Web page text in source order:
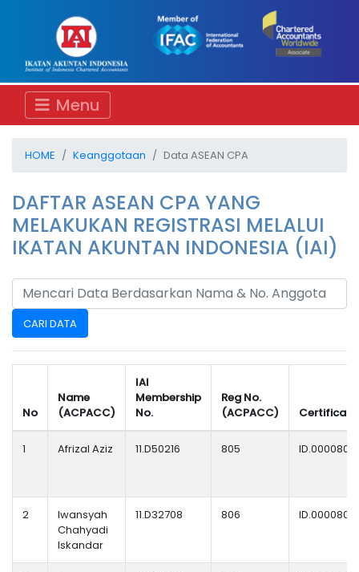
Menu
HOME Keanggotaan Data ASEAN CPA
DAFTAR ASEAN CPA YANG
MELAKUKAN REGISTRASI MELALUI
IKATAN AKUNTAN INDONESIA (IAI)
CARI DATA
No
Name
(ACPACC)
IAI
Membership
No.
Reg No.
(ACPACC)
Certificate
1 Afrizal Aziz 11.D50216 805 ID.0000805
2
Iwansyah
Chahyadi
Iskandar
11.D32708 806 ID.0000806